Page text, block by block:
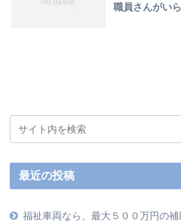
職員さんがい
最近の投稿
福祉車両なら、最大５００万円の